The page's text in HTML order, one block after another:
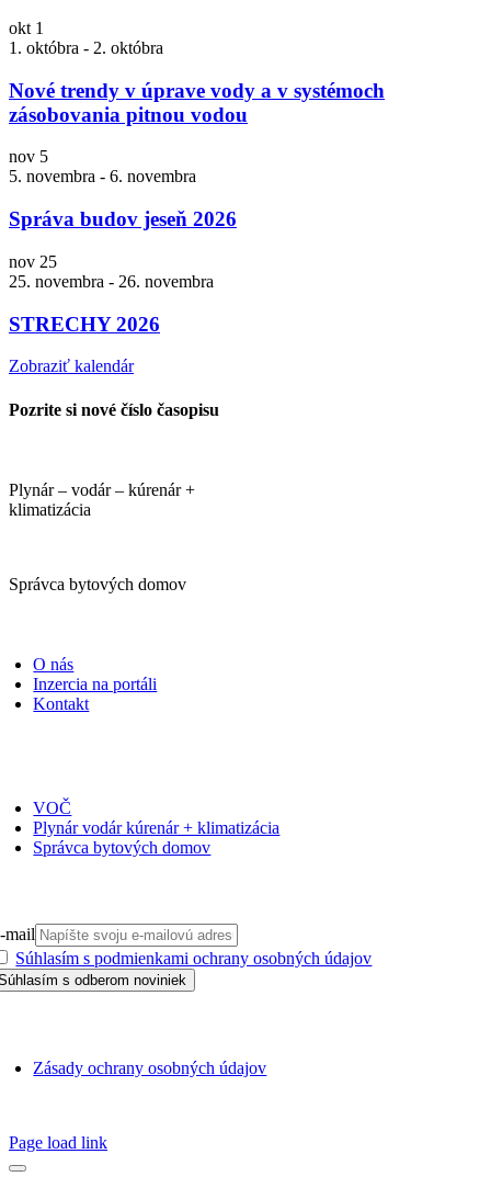
okt 1
1. októbra - 2. októbra
Nové trendy v úprave vody a v systémoch
zásobovania pitnou vodou
nov 5
5. novembra - 6. novembra
Správa budov jeseň 2026
nov 25
25. novembra - 26. novembra
STRECHY 2026
Zobraziť kalendár
Pozrite si nové číslo časopisu
Plynár – vodár – kúrenár +
klimatizácia
Správca bytových domov
O nás
Inzercia na portáli
Kontakt
VOČ
Plynár vodár kúrenár + klimatizácia
Správca bytových domov
mail
Súhlasím s podmienkami ochrany osobných údajov
Zásady ochrany osobných údajov
Page load link